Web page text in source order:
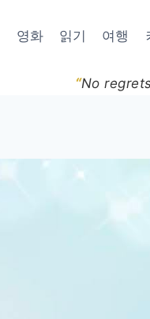
영화 읽기 여행
“No